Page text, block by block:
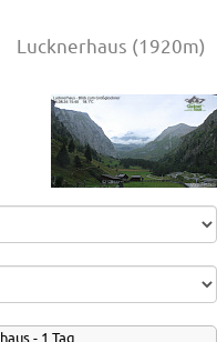
Lucknerhaus (1920m)
- 1 Tag